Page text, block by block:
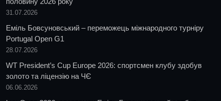
31.07.2026
Еміль Бовсуновський – переможець міжнародного турніру
Portugal Open G1
28.07.2026
WT President’s Cup Europe 2026: спортсмен клубу здобув
золото та ліцензію на ЧЄ
06.06.2026